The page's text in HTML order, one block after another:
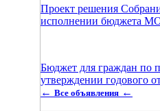
Проект решения
исполнении бюджета
Бюджет для граждан по
утверждении годового
← Все объявления ←